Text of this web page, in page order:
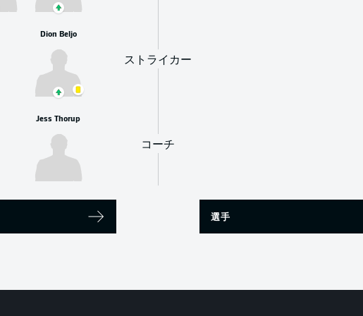
Dion Beljo
ストライカー
Jess Thorup
コーチ
選手